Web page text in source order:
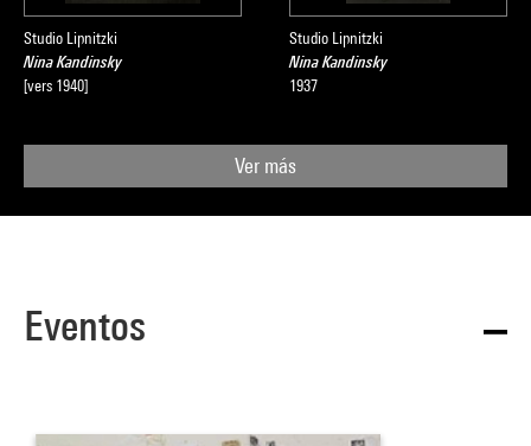
Studio Lipnitzki
Nina Kandinsky
[vers 1940]
Studio Lipnitzki
Nina Kandinsky
1937
Ver más
Eventos